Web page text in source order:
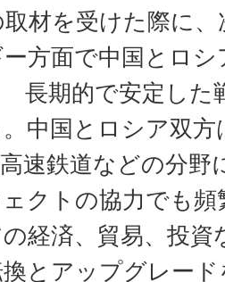
材を受けた際に
方面で中国とロ
長期的で安定した
中国とロシア双方
速鉄道などの分野
クトの協力でも
経済、貿易、投資
とアップグレー